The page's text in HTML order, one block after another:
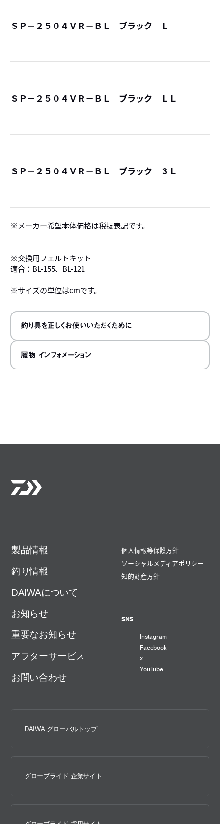
ＳＰ－２５０４ＶＲ－ＢＬ ブラック Ｌ
ＳＰ－２５０４ＶＲ－ＢＬ ブラック ＬＬ
ＳＰ－２５０４ＶＲ－ＢＬ ブラック ３Ｌ
メーカー希望本体価格は税抜表記です。
※交換用フェルトキット
適合：BL-155、BL-121
※サイズの単位はcmです。
釣り具を正しくお使いいただくために
履物 インフォメーション
製品情報
釣り情報
DAIWAについて
お知らせ
重要なお知らせ
アフターサービス
お問い合わせ
個人情報等保護方針
ソーシャルメディアポリシー
知的財産方針
SNS
Instagram
Facebook
x
YouTube
DAIWA グローバルトップ
グローブライド 企業サイト